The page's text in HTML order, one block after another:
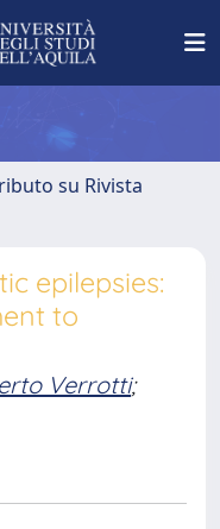
su Rivista
epilepsies:
to
Verrotti;